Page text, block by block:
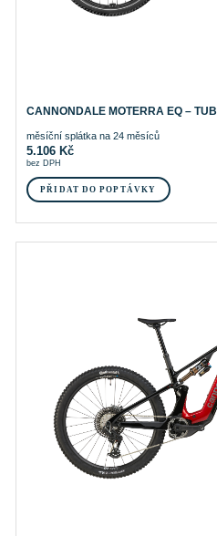
CANNONDALE MOTERRA EQ – TUB
měsíční splátka na 24 měsíců
5.106 Kč
bez DPH
PŘIDAT DO POPTÁVKY